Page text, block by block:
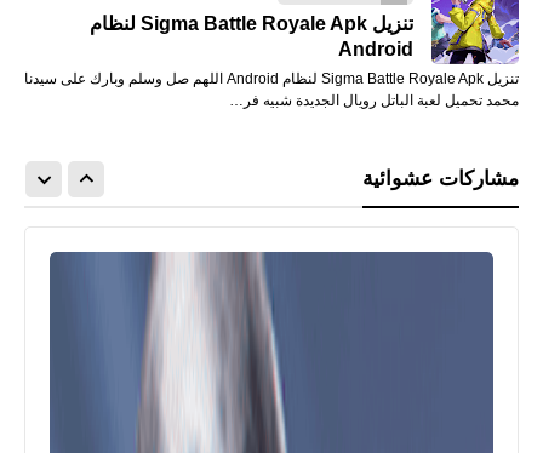
تنزيل Sigma Battle Royale Apk لنظام
Android
تنزيل Sigma Battle Royale Apk لنظام Android اللهم صل وسلم وبارك على سيدنا
محمد تحميل لعبة الباتل رويال الجديدة شبيه فر…
مشاركات عشوائية